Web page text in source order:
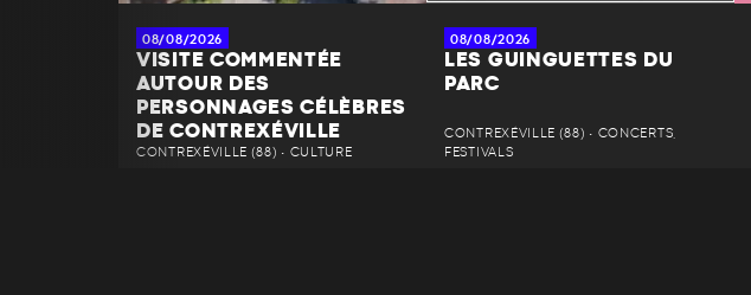
08/08/2026
VISITE COMMENTÉE
AUTOUR DES
PERSONNAGES CÉLÈBRES
DE CONTREXÉVILLE
CONTREXÉVILLE (88) • CULTURE
08/08/2026
LES GUINGUETTES DU
PARC
CONTREXÉVILLE (88) • CONCERTS,
FESTIVALS